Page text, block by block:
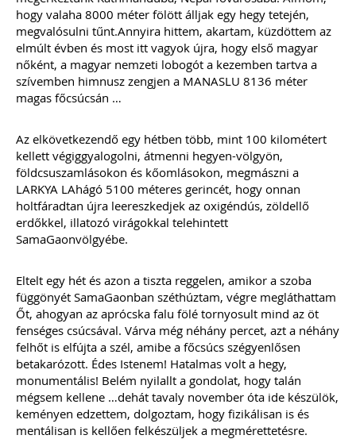
könyvelői környezethez alkalmazkodó,
átlátható szabályozást
(szerződésmintát) az elektronikus
dokumentumok kezeléséhez, melyre
akkor van szükséged, ha nem csak és
kizárólag mindent papír alapon
A letöltések menüpont alatt!
Ár: 17.900 Ft
Tagoknak: Ingyenesen
letölthető
Még több szakmai kiadvány »
Szakmai sarok
2026-08-04
Külföldi gazdálkodó
hogy valaha 8000 méter fölött álljak egy hegy tetején,
megvalósulni tűnt.Annyira hittem, akartam, küzdöttem az
elmúlt évben és most itt vagyok újra, hogy első magyar
nőként, a magyar nemzeti lobogót a kezemben tartva a
szívemben himnusz zengjen a MANASLU 8136 méter
magas főcsúcsán …
Az elkövetkezendő egy hétben több, mint 100 kilométert
kellett végiggyalogolni, átmenni hegyen-völgyön,
földcsuszamlásokon és kőomlásokon, megmászni a
LARKYA LAhágó 5100 méteres gerincét, hogy onnan
holtfáradtan újra leereszkedjek az oxigéndús, zöldellő
erdőkkel, illatozó virágokkal telehintett
SamaGaonvölgyébe.
Eltelt egy hét és azon a tiszta reggelen, amikor a szoba
függönyét SamaGaonban széthúztam, végre megláthattam
Őt, ahogyan az aprócska falu fölé tornyosult mind az öt
fenséges csúcsával. Várva még néhány percet, azt a néhány
felhőt is elfújta a szél, amibe a főcsúcs szégyenlősen
betakarózott. Édes Istenem! Hatalmas volt a hegy,
monumentális! Belém nyilallt a gondolat, hogy talán
mégsem kellene …dehát tavaly november óta ide készülök,
keményen edzettem, dolgoztam, hogy fizikálisan is és
mentálisan is kellően felkészüljek a megmérettetésre.